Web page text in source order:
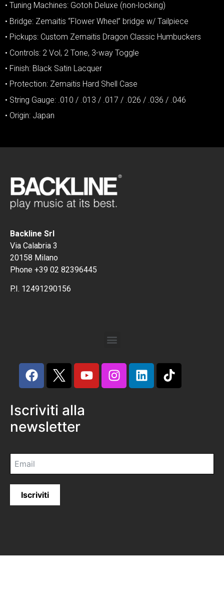
• Tuning Machines: Gotoh Deluxe (non-locking)
• Bridge: Zemaitis “Flower Wheel” bridge w/ Tailpiece
• Pickups: Custom Zemaitis Dragon Classic Humbuckers
• Controls: 2 Vol, 2 Tone, 3-way Toggle
• Finish: Black Satin Lacquer
• Protection: Zemaitis Hard Shell Case
• String Gauge: .010 / .013 / .017 / .026 / .036 / .046
• Origin: Japan
Backline Srl
Via Calabria 3
20158 Milano
Phone +39 02 82396445
P.I. 12491290156
Iscriviti alla
newsletter
Iscriviti